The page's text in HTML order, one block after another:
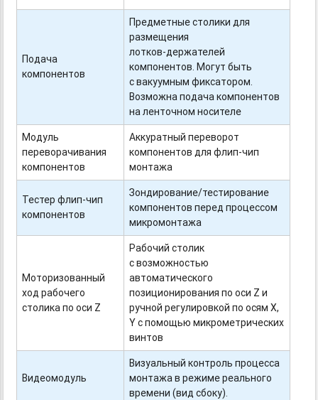
Подача
компонентов
Предметные столики для
размещения
лотков-держателей
компонентов. Могут быть
с вакуумным фиксатором.
Возможна подача компонентов
на ленточном носителе
Модуль
переворачивания
компонентов
Аккуратный переворот
компонентов дляфлип-чип
монтажа
Тестерфлип-чип
компонентов
Зондирование/тестирование
компонентов перед процессом
микромонтажа
Моторизованный
ход рабочего
столика по оси Z
Рабочий столик
с возможностью
автоматического
позиционирования по оси Z и
ручной регулировкой по осям Х,
Y с помощью микрометрических
винтов
Видеомодуль
Визуальный контроль процесса
монтажа в режиме реального
времени (вид сбоку).